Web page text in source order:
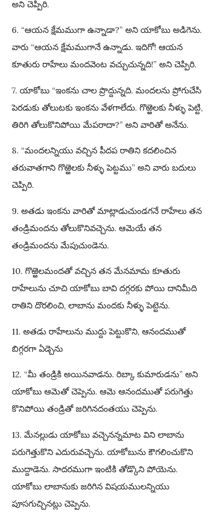
అని చెప్పిరి.
6. “ఆయన క్షేమముగా ఉన్నాడా?” అని యాకోబు అడిగెను.
వారు “ఆయన క్షేమముగానే ఉన్నాడు. ఇదిగో! ఆయన
కూతురు రాహేలు మందవెంట వచ్చుచున్నది!” అని చెప్పిరి.
7. యాకోబు “ఇంకను చాల ప్రొద్దున్నది. మందలను ప్రోగుచేసి
పెరడుకు తోలుటకు ఇంకను వేళగాలేదు. గొఱ్ఱెలకు నీళ్ళు పెట్టి,
తిరిగి తోలుకొనిపోయి మేపరాదా?” అని వారితో అనేను.
8. “మందలన్నియు వచ్చిన పీదప రాతిని కదలించిన
తరువాతగాని గొఱ్ఱెలకు నీళ్ళు పెట్టము” అని వారు బదులు
చెప్పిరి.
9. అతడు ఇంకను వారితో మాట్లాడుచుండగనే రాహేలు తన
తండ్రిమందను తోలుకొనివచ్చెను. ఆమెయే తన
తండ్రిమందను మేపుచుండెను.
10. గొఱ్ఱెలమందతో వచ్చిన తన మేనమామ కూతురు
రాహేలును చూచి యాకోబు బావి దగ్గరకు పోయి దానిమీది
రాతిని దొరలించి, లాబాను మందకు నీళ్ళు పెట్టెను.
11. అతడు రాహేలును ముద్దు పెట్టుకొని, ఆనందముతో
బిగ్గరగా ఏడ్చెను
12. “మీ తండ్రికి అయినవాడను. రిబ్కా కుమారుడను” అని
యాకోబు ఆమెతో చెప్పెను. ఆమె ఆనందముతో పరుగెత్తు
కొనిపోయి తండ్రితో జరిగినదంతయు చెప్పెను.
13. మేనల్లుడు యాకోబు వచ్చెనన్నమాట విని లాబాను
పరుగెత్తుకొని ఎదురువచ్చెను. యాకోబును కౌగలించుకొని
ముద్దాడెను. సాదరముగా ఇంటికి తోడ్కొని పోయెను.
యాకోబు లాబానుకు జరిగిన విషయములన్నియు
పూసగుచ్చినట్లు చెప్పెను.